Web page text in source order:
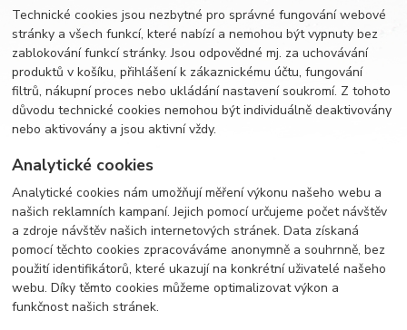
Technické cookies jsou nezbytné pro správné fungování webové
stránky a všech funkcí, které nabízí a nemohou být vypnuty bez
zablokování funkcí stránky. Jsou odpovědné mj. za uchovávání
produktů v košíku, přihlášení k zákaznickému účtu, fungování
filtrů, nákupní proces nebo ukládání nastavení soukromí. Z tohoto
důvodu technické cookies nemohou být individuálně deaktivovány
nebo aktivovány a jsou aktivní vždy.
Analytické cookies
Analytické cookies nám umožňují měření výkonu našeho webu a
našich reklamních kampaní. Jejich pomocí určujeme počet návštěv
a zdroje návštěv našich internetových stránek. Data získaná
pomocí těchto cookies zpracováváme anonymně a souhrnně, bez
použití identifikátorů, které ukazují na konkrétní uživatelé našeho
webu. Díky těmto cookies můžeme optimalizovat výkon a
funkčnost našich stránek.